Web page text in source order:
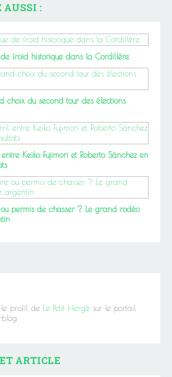
AUSSI :
froid historique dans la Cordillère
choix du second tour des élections
Keiko Fujimori et Roberto Sánchez en
ou permis de chasser ? Le grand rodéo
profil de Le Petit Hergé sur le portail
ARTICLE